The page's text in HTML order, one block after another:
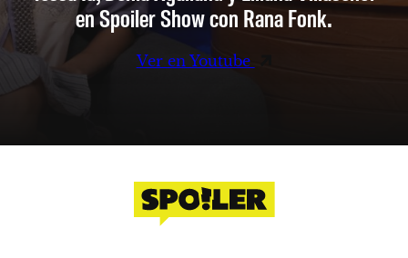
en Spoiler Show con Rana Fonk.
Ver en Youtube